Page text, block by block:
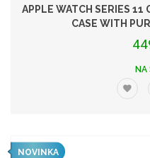
APPLE WATCH SERIES 11
CASE WITH
NA
NOVINKA